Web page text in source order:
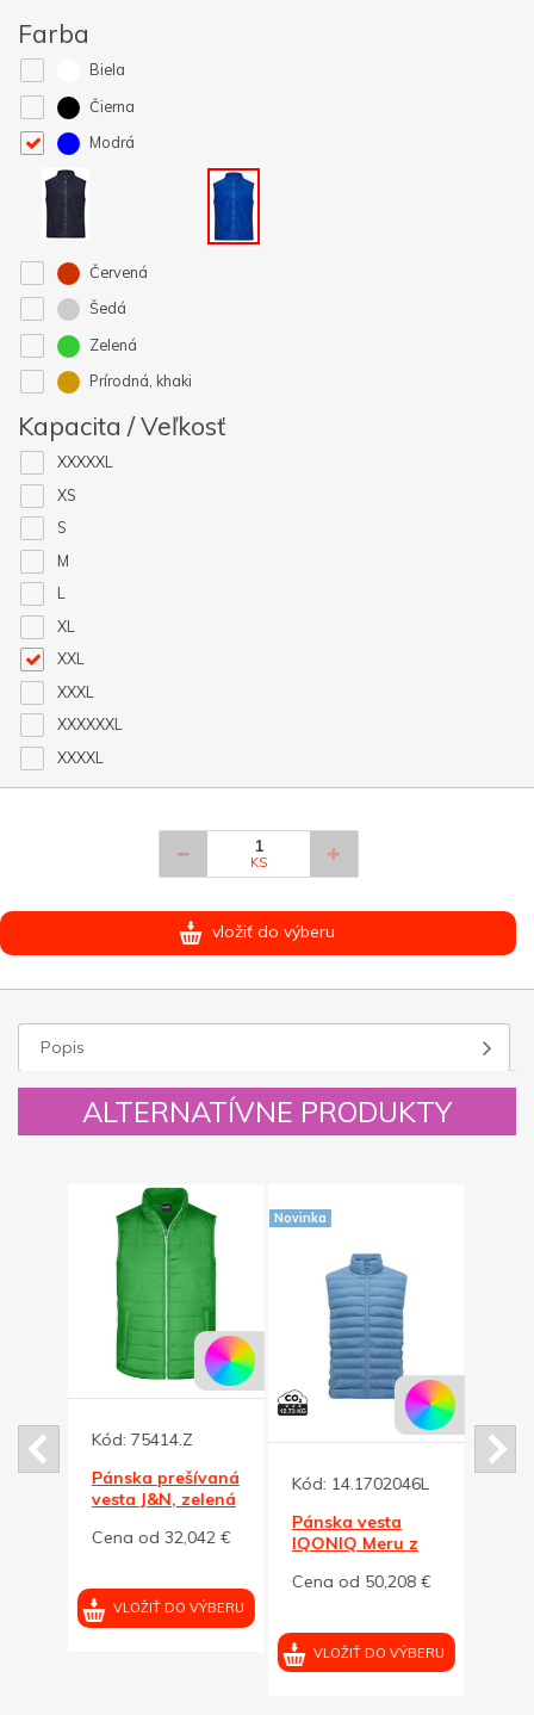
Farba
Biela
Čierna
Modrá
Červená
Šedá
Zelená
Prírodná, khaki
Kapacita / Veľkosť
XXXXXL
XS
S
M
L
XL
XXL
XXXL
XXXXXXL
XXXXL
KS
vložiť do výberu
Popis
ALTERNATÍVNE PRODUKTY
Kód: 75414.Z
Pánska prešívaná
vesta J&N, zelená
Cena od 32,042 €
VLOŽIŤ DO VÝBERU
Novinka
Kód: 14.1702046L
Pánska vesta
IQONIQ Meru z
svetlomodrá, L
Cena od 50,208 €
VLOŽIŤ DO VÝBERU